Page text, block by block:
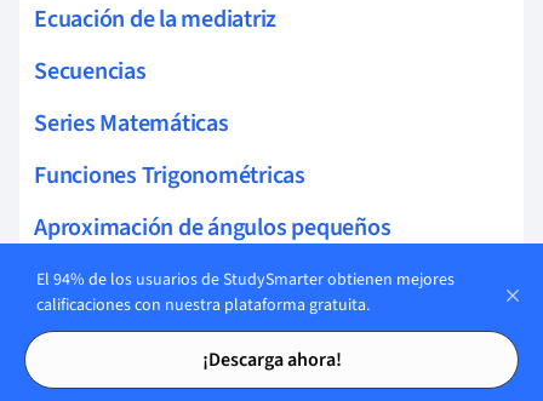
Tarjetas de estudio
Tarjetas de estudio
Ecuación de la mediatriz
Secuencias
Series Matemáticas
Funciones Trigonométricas
Aproximación de ángulos pequeños
Reglas del Triángulo
Identidades Pitagóricas
Exponenciales y Logaritmos
El 94% de los usuarios de StudySmarter obtienen mejores
calificaciones con nuestra plataforma gratuita.
¡Descarga ahora!